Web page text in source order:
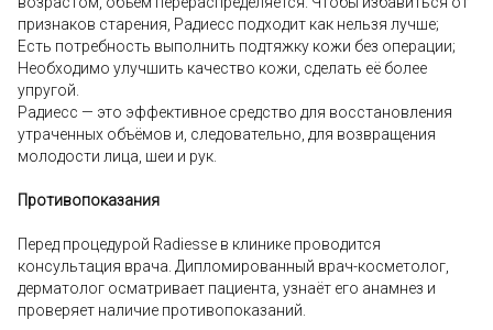
признаков старения, Радиесс подходит как нельзя лучше;
Есть потребность выполнить подтяжку кожи без операции;
Необходимо улучшить качество кожи, сделать её более
упругой.
Радиесс — это эффективное средство для восстановления
утраченных объёмов и, следовательно, для возвращения
молодости лица, шеи и рук.
Противопоказания
Перед процедурой Radiesse в клинике проводится
консультация врача. Дипломированный врач-косметолог,
дерматолог осматривает пациента, узнаёт его анамнез и
проверяет наличие противопоказаний.